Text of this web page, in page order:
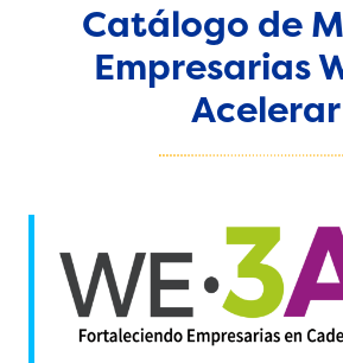
Catálogo de
Empresarias
Acelerar